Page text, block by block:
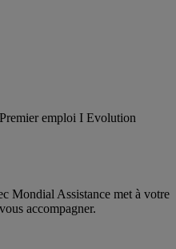
emploi I Evolution
Mondial Assistance met à votre
accompagner.